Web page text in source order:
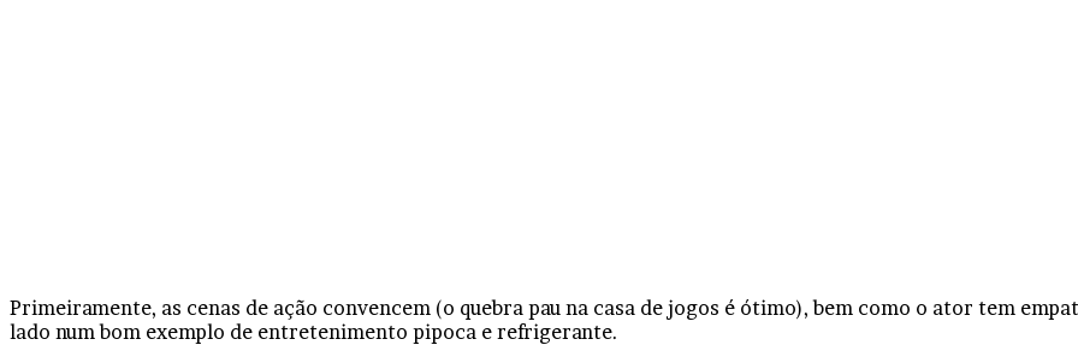
Primeiramente, as cenas de ação convencem (o quebra pau na casa de jogos é ótimo), bem como o ator tem
lado num bom exemplo de entretenimento pipoca e refrigerante.